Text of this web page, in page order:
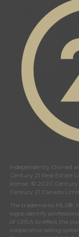
Independently Owned
Century 21 Real Estate
license. © 2020
Century 21 Canada
The trademarks MLS®,
logos identify
of CREA to effect the
cooperative selling